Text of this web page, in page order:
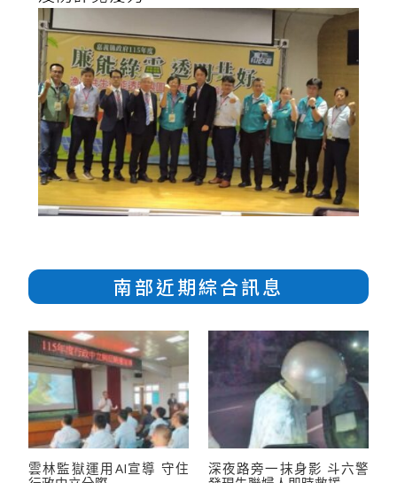
南部近期綜合訊息
雲林監獄運用AI宣導 守住
深夜路旁一抹身影 斗六警